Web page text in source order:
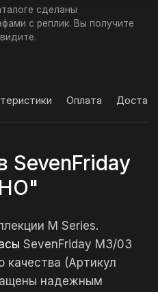
сделаны
с реплик. Вы получите
Оплата
SevenFriday
M Series.
SevenFriday M3/03
качества (Артикул
надежным